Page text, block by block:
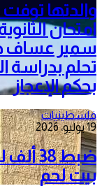
والدتها توفت
امتحان
تحلم بدراسة
بحكم الإعجاز
فلسطينيات
19 يوليو، 2026
ضبط
بيت لحم